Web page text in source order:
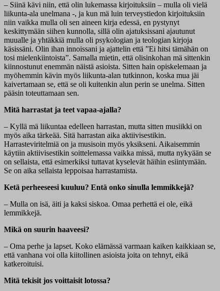
– Siinä kävi niin, että olin lukemassa kirjoituksiin – mulla oli vielä
liikunta-ala unelmana -, ja kun mä luin terveystiedon kirjoituksiin
niin vaikka mulla oli sen aineen kirja edessä, en pystynyt
keskittymään siihen kunnolla, sillä olin ajatuksissani ajautunut
muualle ja yhtäkkiä mulla oli psykologian ja teologian kirjoja
käsissäni. Olin ihan innoissani ja ajattelin että ”Ei hitsi tämähän on
tosi mielenkiintoista”. Samalla mietin, että olisinkohan mä sittenkin
kiinnostunut enemmän näistä asioista. Sitten hain opiskelemaan ja
myöhemmin kävin myös liikunta-alan tutkinnon, koska mua jäi
kaivertamaan se, että se oli kuitenkin alun perin se unelma. Sitten
pääsin toteuttamaan sen.
Mitä harrastat ja teet vapaa-ajalla?
– Kyllä mä liikuntaa edelleen harrastan, mutta sitten musiikki on
myös aika tärkeää. Sitä harrastan aika aktiivisestikin.
Harrasteviritelmiä on ja musisoin myös yksikseni. Aikaisemmin
käytiin aktiivisestikin soittelemassa vaikka missä, mutta nykyään se
on sellaista, että esimerkiksi tuttavat kyselevät häihin esiintymään.
Se on aika sellaista leppoisaa harrastamista.
Ketä perheeseesi kuuluu? Entä onko sinulla lemmikkejä?
– Mulla on isä, äiti ja kaksi siskoa. Omaa perhettä ei ole, eikä
lemmikkejä.
Mikä on suurin haaveesi?
– Oma perhe ja lapset. Koko elämässä varmaan kaiken kaikkiaan se,
että vanhana voi olla kiitollinen asioista joita on tehnyt, eikä
katkeroituisi.
Mitä tekisit jos voittaisit lotossa?